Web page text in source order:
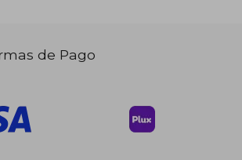
de Pago